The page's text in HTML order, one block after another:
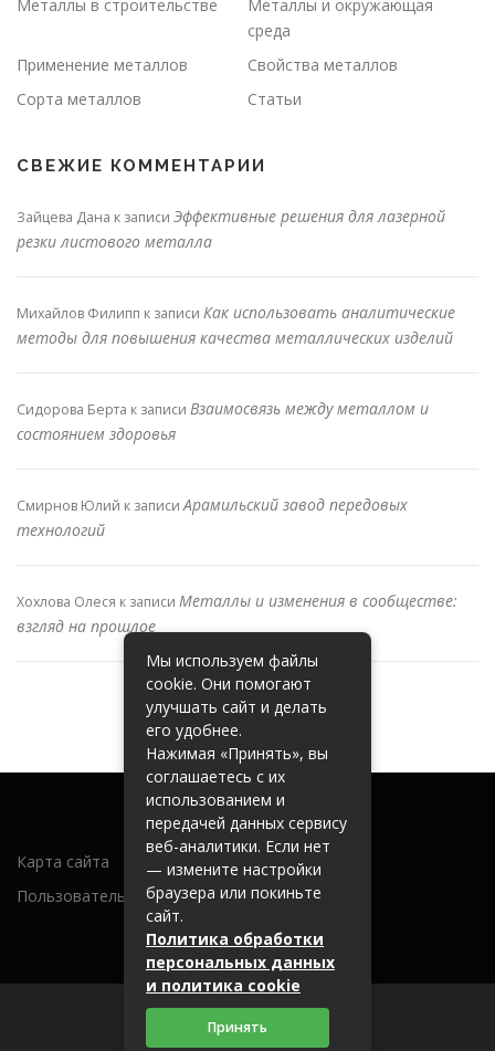
Металлы в строительстве
Металлы и окружающая
среда
Применение металлов
Свойства металлов
Сорта металлов
Статьи
СВЕЖИЕ КОММЕНТАРИИ
Зайцева Дана к записи Эффективные решения для лазерной
резки листового металла
Михайлов Филипп к записи Как использовать аналитические
методы для повышения качества металлических изделий
Сидорова Берта к записи Взаимосвязь между металлом и
состоянием здоровья
Смирнов Юлий к записиАрамильский завод передовых
технологий
Хохлова Олеся к записи Металлы и изменения в сообществе:
взгляд на прошлое
Карта сайта
Пользовательское соглашение
2026 (c) metallobaza31.ru
Мы используем файлы
cookie. Они помогают
улучшать сайт и делать
его удобнее.
Нажимая «Принять», вы
соглашаетесь с их
использованием и
передачей данных сервису
веб-аналитики. Если нет
— измените настройки
браузера или покиньте
сайт.
Политика обработки
персональных данных
и политика cookie
Принять